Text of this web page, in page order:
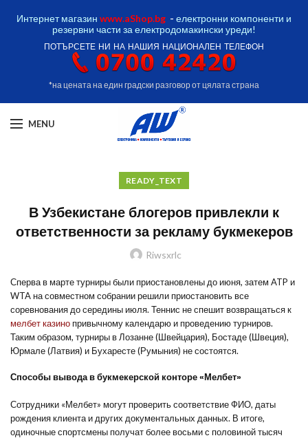
Интернет магазин www.aShop.bg - електронни компоненти и
резервни части за електродомакински уреди!
ПОТЪРСЕТЕ НИ НА НАШИЯ НАЦИОНАЛЕН ТЕЛЕФОН
*на цената на един градски разговор от цялата страна
MENU
READY_TEXT
В Узбекистане блогеров привлекли к
ответственности за рекламу букмекеров
Riwsxrlc
Сперва в марте турниры были приостановлены до июня, затем ATP и
WTA на совместном собрании решили приостановить все
соревнования до середины июля. Теннис не спешит возвращаться к
мелбет казино привычному календарю и проведению турниров.
Таким образом, турниры в Лозанне (Швейцария), Бостаде (Швеция),
Юрмале (Латвия) и Бухаресте (Румыния) не состоятся.
Способы вывода в букмекерской конторе «Мелбет»
Сотрудники «Мелбет» могут проверить соответствие ФИО, даты
рождения клиента и других документальных данных. В итоге,
одиночные спортсмены получат более восьми с половиной тысяч